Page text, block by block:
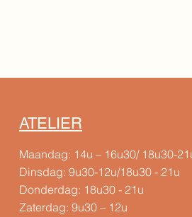
ATELIER
Maandag: 14u – 16u30/ 18u30-
Dinsdag: 9u30-12u/18u30 - 21u
Donderdag: 18u30 - 21u
Zaterdag: 9u30 – 12u